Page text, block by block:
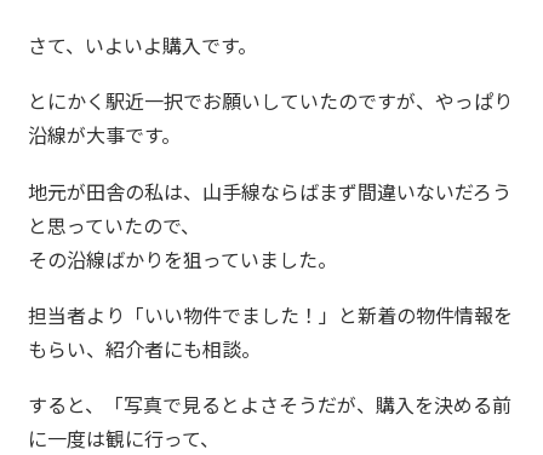
さて、いよいよ購入です。
とにかく駅近一択でお願いしていたのですが、やっぱり
沿線が大事です。
地元が田舎の私は、山手線ならばまず間違いないだろう
と思っていたので、
その沿線ばかりを狙っていました。
担当者より「いい物件でました！」と新着の物件情報を
もらい、紹介者にも相談。
すると、「写真で見るとよさそうだが、購入を決める前
に一度は観に行って、